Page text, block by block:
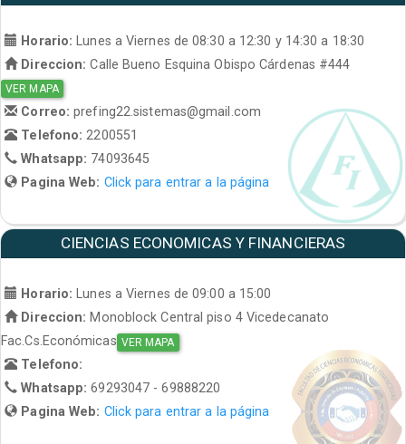
Horario:
Lunes a Viernes de 08:30 a 12:30 y 14:30 a 18:30
Direccion: Calle Bueno Esquina Obispo Cárdenas #444
VER MAPA
Correo:prefing22.sistemas@gmail.com
Telefono: 2200551
Whatsapp: 74093645
Pagina Web: Click para entrar a la página
CIENCIAS ECONOMICAS Y FINANCIERAS
Horario: Lunes a Viernes de 09:00 a 15:00
Direccion: Monoblock Central piso 4 Vicedecanato
Fac.Cs.Económicas VER MAPA
Telefono:
Whatsapp:69293047 - 69888220
Pagina Web: Click para entrar a la página